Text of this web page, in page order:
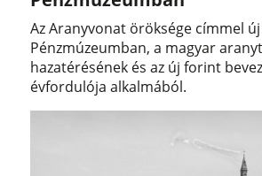
Az Aranyvonat öröksége címmel
Pénzmúzeumban, a magyar
hazatérésének és az új forint
évfordulója alkalmából.